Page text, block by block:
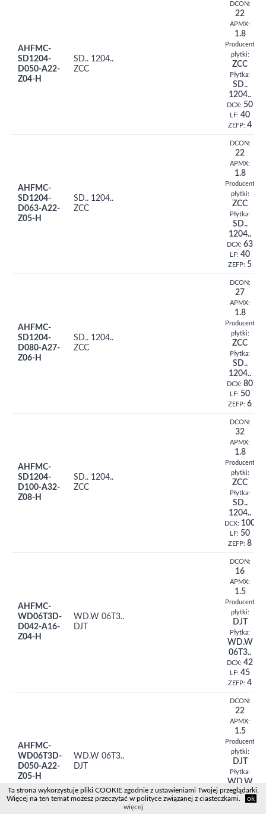
AHFMC-
SD1204-
D050-A22-
Z04-H
SD.. 1204..
ZCC
DCON:
22
APMX:
1.8
Producent
płytki:
ZCC
Płytka:
SD..
1204..
DCX: 50
LF: 40
ZEFP: 4
AHFMC-
SD1204-
D063-A22-
Z05-H
SD.. 1204..
ZCC
DCON:
22
APMX:
1.8
Producent
płytki:
ZCC
Płytka:
SD..
1204..
DCX: 63
LF: 40
ZEFP: 5
AHFMC-
SD1204-
D080-A27-
Z06-H
SD.. 1204..
ZCC
DCON:
27
APMX:
1.8
Producent
płytki:
ZCC
Płytka:
SD..
1204..
DCX: 80
LF: 50
ZEFP: 6
AHFMC-
SD1204-
D100-A32-
Z08-H
SD.. 1204..
ZCC
DCON:
32
APMX:
1.8
Producent
płytki:
ZCC
Płytka:
SD..
1204..
DCX: 100
LF: 50
ZEFP: 8
AHFMC-
WD06T3D-
D042-A16-
Z04-H
WD.W 06T3..
DJT
DCON:
16
APMX:
1.5
Producent
płytki:
DJT
Płytka:
WD.W
06T3..
DCX: 42
LF: 45
ZEFP: 4
AHFMC-
WD06T3D-
D050-A22-
Z05-H
WD.W 06T3..
DJT
DCON:
22
APMX:
1.5
Producent
płytki:
DJT
Płytka:
WD.W
06T3..
DCX: 50
Ta strona wykorzystuje pliki COOKIE zgodnie z ustawieniami Twojej przeglądarki.
Więcej na ten temat możesz przeczytać w polityce związanej z ciasteczkami.
ok
więcej